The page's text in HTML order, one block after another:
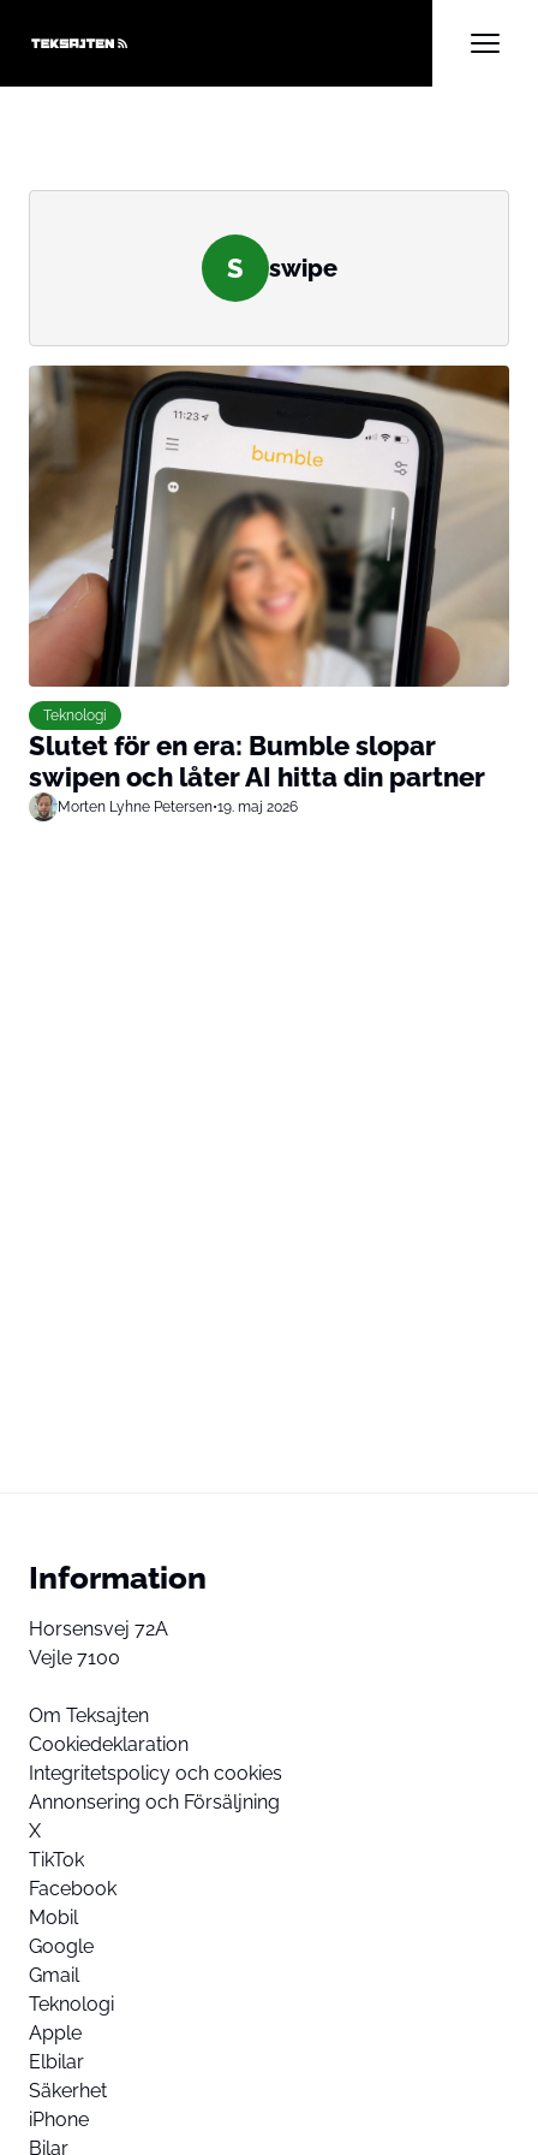
S swipe
Teknologi
Slutet för en era: Bumble slopar
swipen och låter AI hitta din partner
Morten Lyhne Petersen•19. maj 2026
Information
Horsensvej 72A
Vejle 7100
Om Teksajten
Cookiedeklaration
Integritetspolicy och cookies
Annonsering och Försäljning
X
TikTok
Facebook
Mobil
Google
Gmail
Teknologi
Apple
Elbilar
Säkerhet
iPhone
Bilar